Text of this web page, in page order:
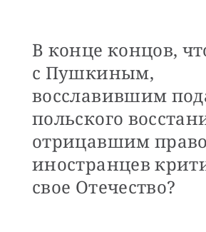
В конце концов,
с Пушкиным,
восславившим
польского
отрицавшим право
иностранцев
свое Отечество?